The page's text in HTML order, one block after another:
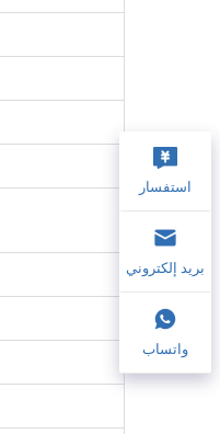
استفسار
بريد إلكتروني
واتساب